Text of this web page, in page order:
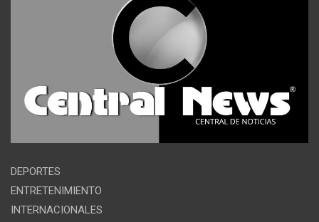
DEPORTES
ENTRETENIMIENTO
INTERNACIONALES